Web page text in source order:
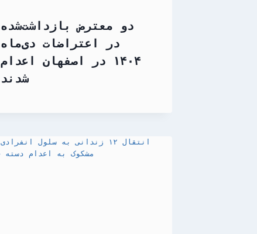
دو معترض بازداشت‌شده
در اعتراضات دی‌ماه
۱۴۰۴ در اصفهان اعدام
شدند